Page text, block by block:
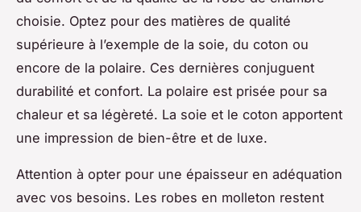
choisie. Optez pour des matières de qualité
supérieure à l’exemple de la soie, du coton ou
encore de la polaire. Ces dernières conjuguent
durabilité et confort. La polaire est prisée pour sa
chaleur et sa légèreté. La soie et le coton apportent
une impression de bien-être et de luxe.
Attention à opter pour une épaisseur en adéquation
avec vos besoins. Les robes en molleton restent